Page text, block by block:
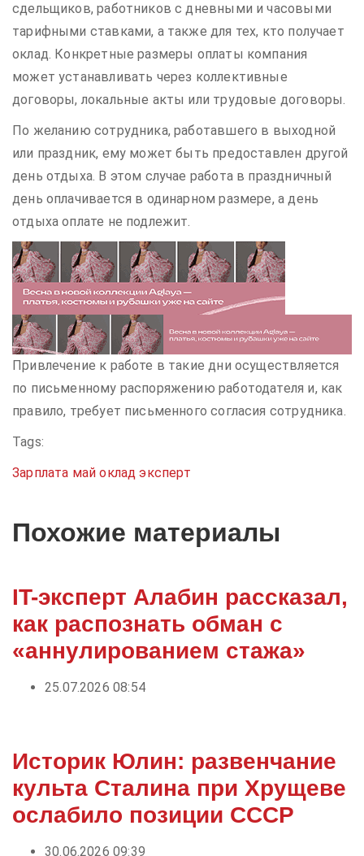
сдельщиков, работников с дневными и часовыми
тарифными ставками, а также для тех, кто получает
оклад. Конкретные размеры оплаты компания
может устанавливать через коллективные
договоры, локальные акты или трудовые договоры.
По желанию сотрудника, работавшего в выходной
или праздник, ему может быть предоставлен другой
день отдыха. В этом случае работа в праздничный
день оплачивается в одинарном размере, а день
отдыха оплате не подлежит.
Привлечение к работе в такие дни осуществляется
по письменному распоряжению работодателя и, как
правило, требует письменного согласия сотрудника.
Tags:
Зарплата майокладэксперт
Похожие материалы
IT-эксперт Алабин рассказал,
как распознать обман с
«аннулированием стажа»
25.07.2026 08:54
Историк Юлин: развенчание
культа Сталина при Хрущеве
ослабило позиции СССР
30.06.2026 09:39